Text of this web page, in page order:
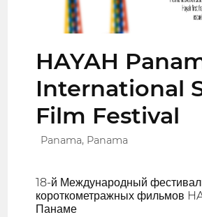
HAYAH
International
Film Festival
Panama, Panama
18-й Международный
короткометражных фильмов
Панаме